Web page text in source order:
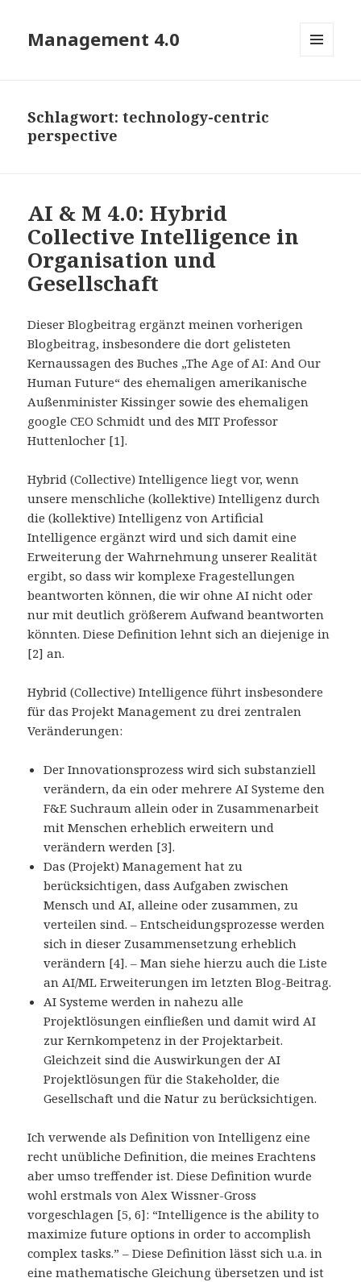
Management 4.0
Schlagwort:technology-centric
perspective
AI & M 4.0: Hybrid
Collective Intelligence in
Organisation und
Gesellschaft
Dieser Blogbeitrag ergänzt meinen vorherigen
Blogbeitrag, insbesondere die dort gelisteten
Kernaussagen des Buches „The Age of AI: And Our
Human Future“ des ehemaligen amerikanische
Außenminister Kissinger sowie des ehemaligen
google CEO Schmidt und des MIT Professor
Huttenlocher [1].
Hybrid (Collective) Intelligence liegt vor, wenn
unsere menschliche (kollektive) Intelligenz durch
die (kollektive) Intelligenz von Artificial
Intelligence ergänzt wird und sich damit eine
Erweiterung der Wahrnehmung unserer Realität
ergibt, so dass wir komplexe Fragestellungen
beantworten können, die wir ohne AI nicht oder
nur mit deutlich größerem Aufwand beantworten
könnten. Diese Definition lehnt sich an diejenige in
[2] an.
Hybrid (Collective) Intelligence führt insbesondere
für das Projekt Management zu drei zentralen
Veränderungen:
Der Innovationsprozess wird sich substanziell
verändern, da ein oder mehrere AI Systeme den
F&E Suchraum allein oder in Zusammenarbeit
mit Menschen erheblich erweitern und
verändern werden [3].
Das (Projekt) Management hat zu
berücksichtigen, dass Aufgaben zwischen
Mensch und AI, alleine oder zusammen, zu
verteilen sind. – Entscheidungsprozesse werden
sich in dieser Zusammensetzung erheblich
verändern [4]. – Man siehe hierzu auch die Liste
an AI/ML Erweiterungen im letzten Blog-Beitrag.
AI Systeme werden in nahezu alle
Projektlösungen einfließen und damit wird AI
zur Kernkompetenz in der Projektarbeit.
Gleichzeit sind die Auswirkungen der AI
Projektlösungen für die Stakeholder, die
Gesellschaft und die Natur zu berücksichtigen.
Ich verwende als Definition von Intelligenz eine
recht unübliche Definition, die meines Erachtens
aber umso treffender ist. Diese Definition wurde
wohl erstmals von Alex Wissner-Gross
vorgeschlagen [5, 6]: “Intelligence is the ability to
maximize future options in order to accomplish
complex tasks.” – Diese Definition lässt sich u.a. in
eine mathematische Gleichung übersetzen und ist